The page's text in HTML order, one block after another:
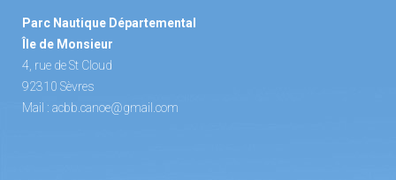
Parc Nautique Départemental
Île de Monsieur
4, rue de St Cloud
92310 Sèvres
Mail : acbb.canoe@gmail.com